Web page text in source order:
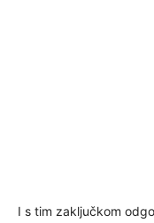
I s tim zaključkom